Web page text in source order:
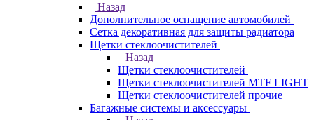
Назад
Дополнительное оснащение автомобилей
Сетка декоративная для защиты радиатора
Щетки стеклоочистителей
Назад
Щетки стеклоочистителей
Щетки стеклоочистителей MTF LIGHT
Щетки стеклоочистителей прочие
Багажные системы и аксессуары